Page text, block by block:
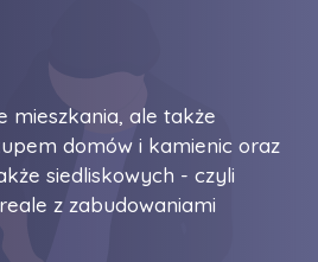
mieszkania, ale także
domów i kamienic oraz
siedliskowych - czyli
z zabudowaniami